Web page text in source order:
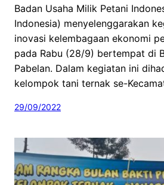
Badan Usaha Milik Petani
Indonesia) menyelenggarakan
inovasi kelembagaan ekonomi
pada Rabu (28/9) bertempat di
Pabelan. Dalam kegiatan ini
kelompok tani ternak se-
29/09/2022